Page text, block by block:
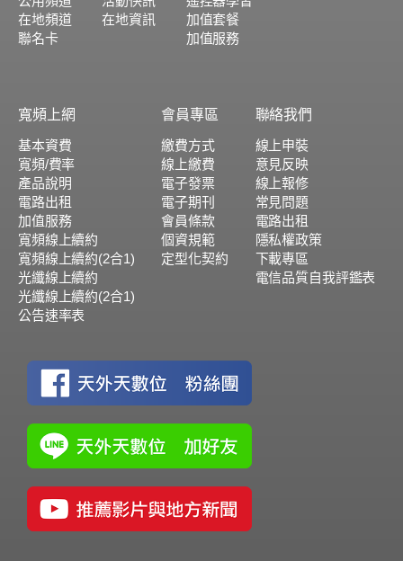
在地頻道
聯名卡
在地資訊
加值套餐
加值服務
寬頻上網
基本資費
寬頻/費率
產品說明
電路出租
加值服務
寬頻線上續約
寬頻線上續約(2合1)
光纖線上續約
光纖線上續約(2合1)
公告速率表
會員專區
繳費方式
線上繳費
電子發票
電子期刊
會員條款
個資規範
定型化契約
聯絡我們
線上申裝
意見反映
線上報修
常見問題
電路出租
隱私權政策
下載專區
電信品質自我評鑑表